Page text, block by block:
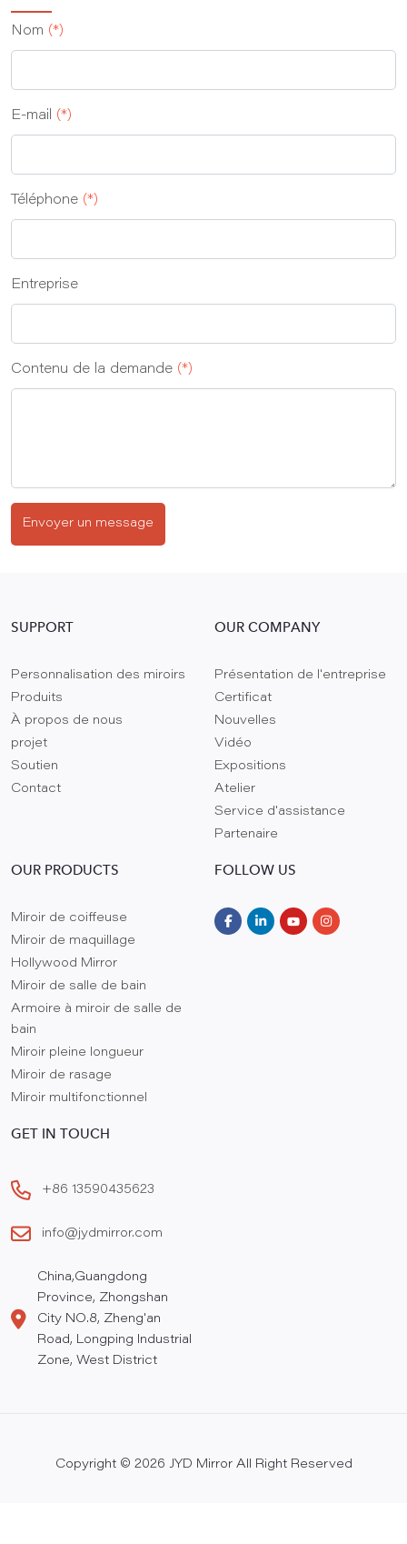
Nom (*)
E-mail (*)
Téléphone (*)
Entreprise
Contenu de la demande (*)
Envoyer un message
SUPPORT
Personnalisation des miroirs
Produits
À propos de nous
projet
Soutien
Contact
OUR COMPANY
Présentation de l'entreprise
Certificat
Nouvelles
Vidéo
Expositions
Atelier
Service d'assistance
Partenaire
OUR PRODUCTS
Miroir de coiffeuse
Miroir de maquillage
Hollywood Mirror
Miroir de salle de bain
Armoire à miroir de salle de
bain
Miroir pleine longueur
Miroir de rasage
Miroir multifonctionnel
FOLLOW US
GET IN TOUCH
+86 13590435623
info@jydmirror.com
China,Guangdong
Province, Zhongshan
City NO.8, Zheng'an
Road, Longping Industrial
Zone, West District
Copyright © 2026 JYD Mirror All Right Reserved